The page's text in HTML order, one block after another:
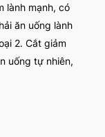
lành mạnh, có
ăn uống lành
2. Cắt giảm
uống tự nhiên,